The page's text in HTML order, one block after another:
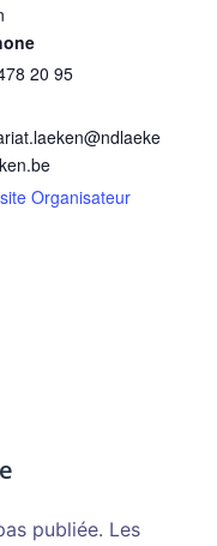
20 95
Organisateur
publiée. Les